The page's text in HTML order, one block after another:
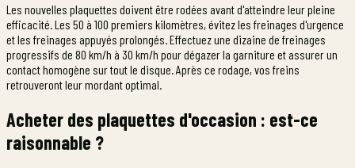
Les nouvelles plaquettes doivent être rodées avant d'atteindre leur pleine
efficacité. Les 50 à 100 premiers kilomètres, évitez les freinages d'urgence
et les freinages appuyés prolongés. Effectuez une dizaine de freinages
progressifs de 80 km/h à 30 km/h pour dégazer la garniture et assurer un
contact homogène sur tout le disque. Après ce rodage, vos freins
retrouveront leur mordant optimal.
Acheter des plaquettes d'occasion : est-ce
raisonnable ?